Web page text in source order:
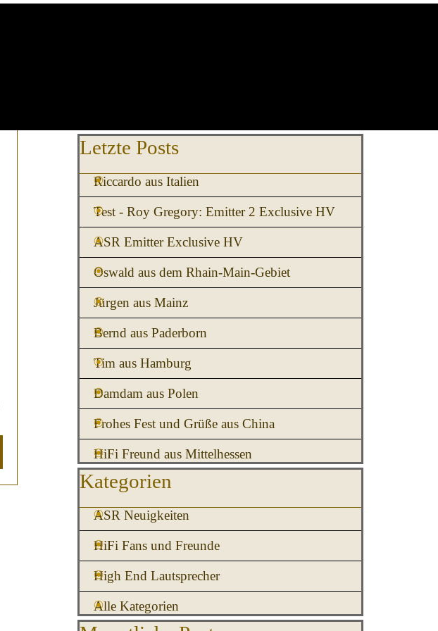
Block überspringen Letzte Posts
Letzte Posts
Riccardo aus Italien
Test - Roy Gregory: Emitter 2 Exclusive HV
ASR Emitter Exclusive HV
Oswald aus dem Rhain-Main-Gebiet
Jürgen aus Mainz
Bernd aus Paderborn
Tim aus Hamburg
Damdam aus Polen
Frohes Fest und Grüße aus China
HiFi Freund aus Mittelhessen
Block überspringen Kategorien
Kategorien
ASR Neuigkeiten
HiFi Fans und Freunde
High End Lautsprecher
Alle Kategorien
Block überspringen Monatliche Posts